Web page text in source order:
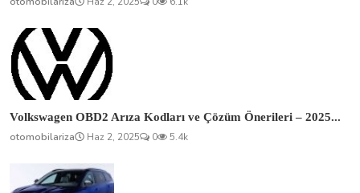
Volkswagen OBD2 Arıza Kodları ve Çözüm Önerileri – 2025...
otomobilariza
Haz 2, 2025 0 5.4k